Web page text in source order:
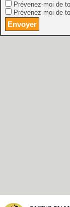
Prévenez-moi de
Prévenez-moi de